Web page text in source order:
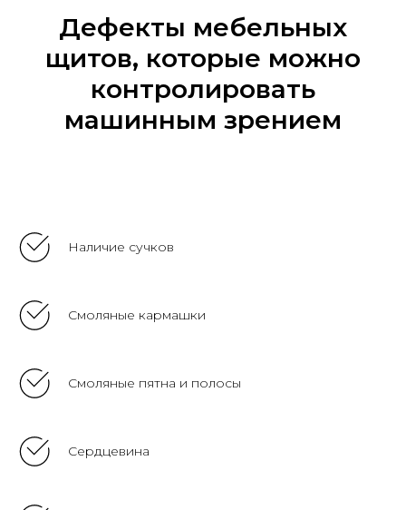
Дефекты мебельных
щитов, которые можно
контролировать
машинным зрением
Наличие сучков
Смоляные кармашки
Смоляные пятна и полосы
Сердцевина